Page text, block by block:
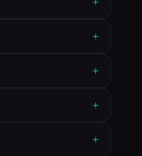
+
+
+
+